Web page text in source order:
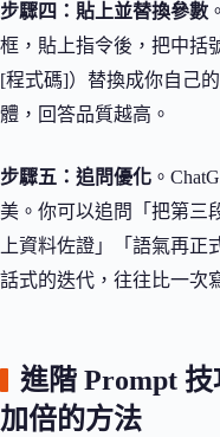
步驟四：貼上並替換參數
框，貼上指令後，把中括
[程式碼]）替換成你自己
體，回答品質越高。
步驟五：追問優化 。
美。你可以追問「把第三
上資料佐證」「語氣再
話式的迭代，往往比一次
進階 Prompt
加倍的方法